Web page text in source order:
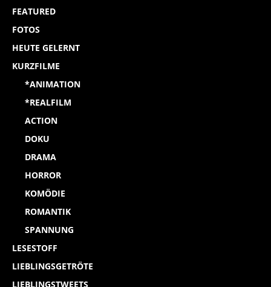
FEATURED
FOTOS
HEUTE GELERNT
KURZFILME
*ANIMATION
*REALFILM
ACTION
DOKU
DRAMA
HORROR
KOMÖDIE
ROMANTIK
SPANNUNG
LESESTOFF
LIEBLINGSGETRÖTE
LIEBLINGSTWEETS